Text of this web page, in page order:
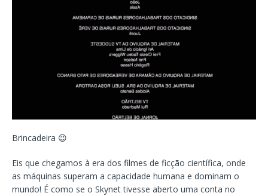
Brincadeira 😉
Eis que chegamos à era dos filmes de ficção científica, onde
as máquinas superam a capacidade humana e dominam o
mundo! É como se o Skynet tivesse aberto uma conta no